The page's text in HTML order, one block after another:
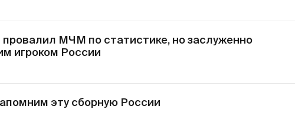
провалил МЧМ по статистике, но заслуженно
игроком России
эту сборную России